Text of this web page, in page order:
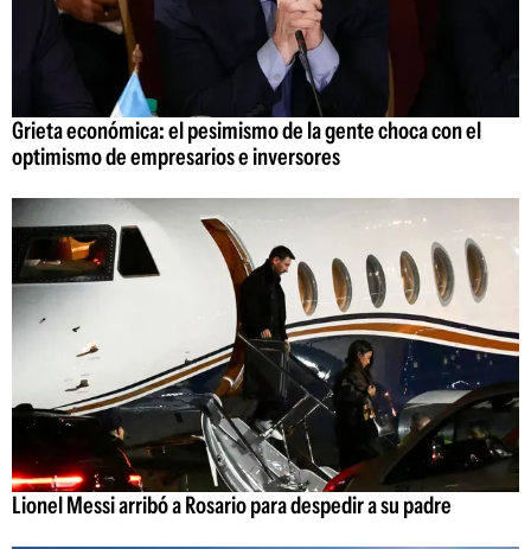
Grieta económica: el pesimismo de la gente choca con el
optimismo de empresarios e inversores
Lionel Messi arribó a Rosario para despedir a su padre